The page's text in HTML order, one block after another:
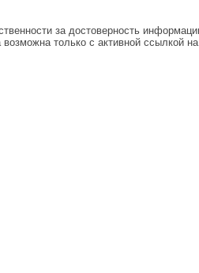
за достоверность
только с активной ссылкой